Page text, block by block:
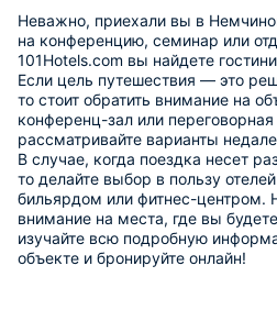
Неважно, приехали вы в
на конференцию, семинар или
101Hotels.com вы найдете
Если цель путешествия — это
то стоит обратить внимание на
конференц-зал или
рассматривайте варианты
В случае, когда поездка несет
то делайте выбор в пользу
бильярдом или фитнес-центром.
внимание на места, где вы
изучайте всю подробную
объекте и бронируйте онлайн!